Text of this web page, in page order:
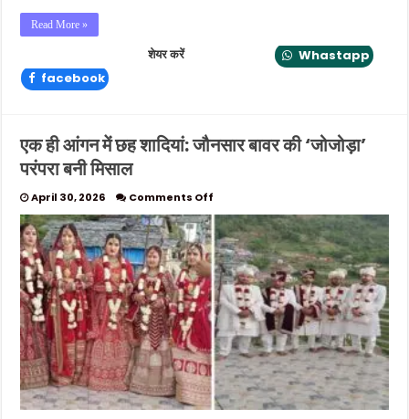
Read More »
शेयर करें
Whastapp
facebook
एक ही आंगन में छह शादियां: जौनसार बावर की ‘जोजोड़ा’
परंपरा बनी मिसाल
April 30, 2026 Comments Off
एक
ही
आंगन
में
छह
शादियां:
जौनसार
बावर
की
‘जोजोड़ा’
परंपरा
बनी
मिसाल